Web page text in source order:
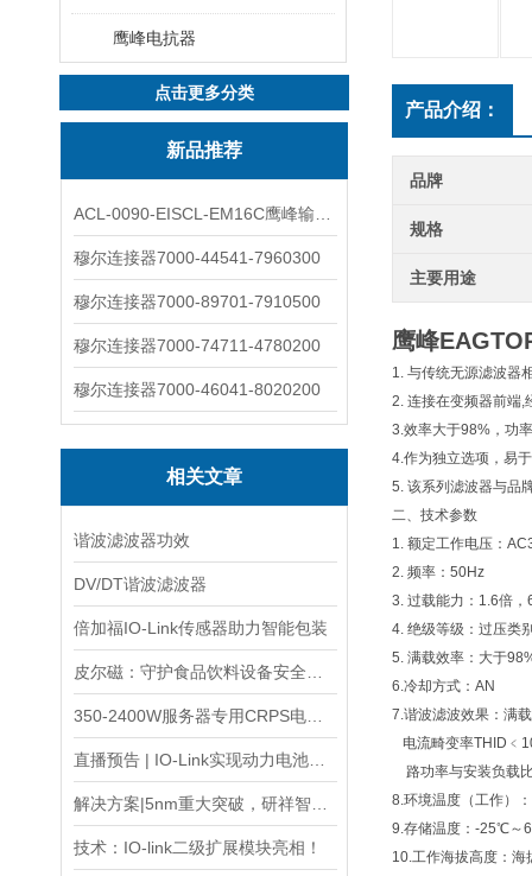
鹰峰电抗器
点击更多分类
新品推荐
穆尔连接器7000-44541-7960300
穆尔连接器7000-89701-7910500
穆尔连接器7000-74711-4780200
穆尔连接器7000-46041-8020200
相关文章
谐波滤波器功效
DV/DT谐波滤波器
倍加福IO-Link传感器助力智能包装
技术：IO-link二级扩展模块亮相！
产品介绍：
品牌
规格
主要用途
鹰峰
1. 与传统无源滤波器
2. 连接在变频器前端,
3.效率大于98%，功
4.作为独立选项，易
5. 该系列滤波器与品
二、技术参数
1. 额定工作电压：
2. 频率：50Hz
3. 过载能力：1.6倍，
4. 绝级等级：过压类
5. 满载效率：大于
6.冷却方式：AN
7.谐波滤波效果：满
电流畸变率
路功率与安装负载
8.环境温度（工作）
9.存储温度：-25℃～
10.工作海拔高度：海